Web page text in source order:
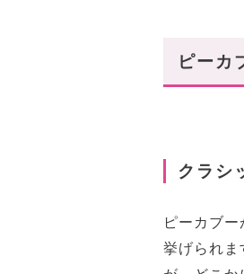
ピーカ
クラシ
ピーカブ
挙げられま